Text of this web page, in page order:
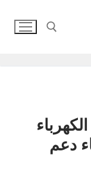
إلغاء دعم